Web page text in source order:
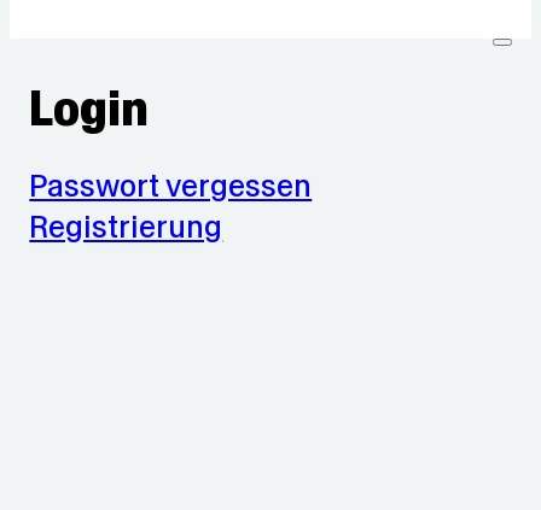
Login
Passwort vergessen
Registrierung